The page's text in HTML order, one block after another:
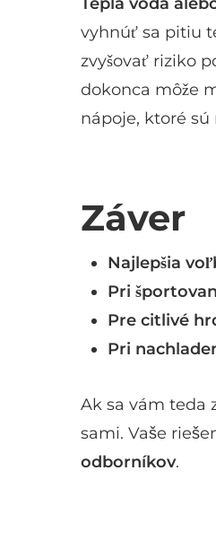
vyhnúť sa pitiu
zvyšovať riziko
dokonca môže
nápoje, ktoré
Záver
Najlepšia
Pri
Pre citlivé
Pri
Ak sa vám teda
sami. Vaše
odborníkov.